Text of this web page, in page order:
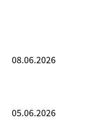
08.06.2026
05.06.2026